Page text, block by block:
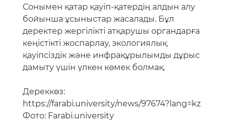
Сонымен қатар қауіп-қатердің алдын алу
бойынша ұсыныстар жасалады. Бұл
деректер жергілікті атқарушы органдарға
кеңістікті жоспарлау, экологиялық
қауіпсіздік және инфрақұрылымды дұрыс
дамыту үшін үлкен көмек болмақ.
Дереккөз:
https://farabi.university/news/97674?lang=kz
Фото: Farabi.university